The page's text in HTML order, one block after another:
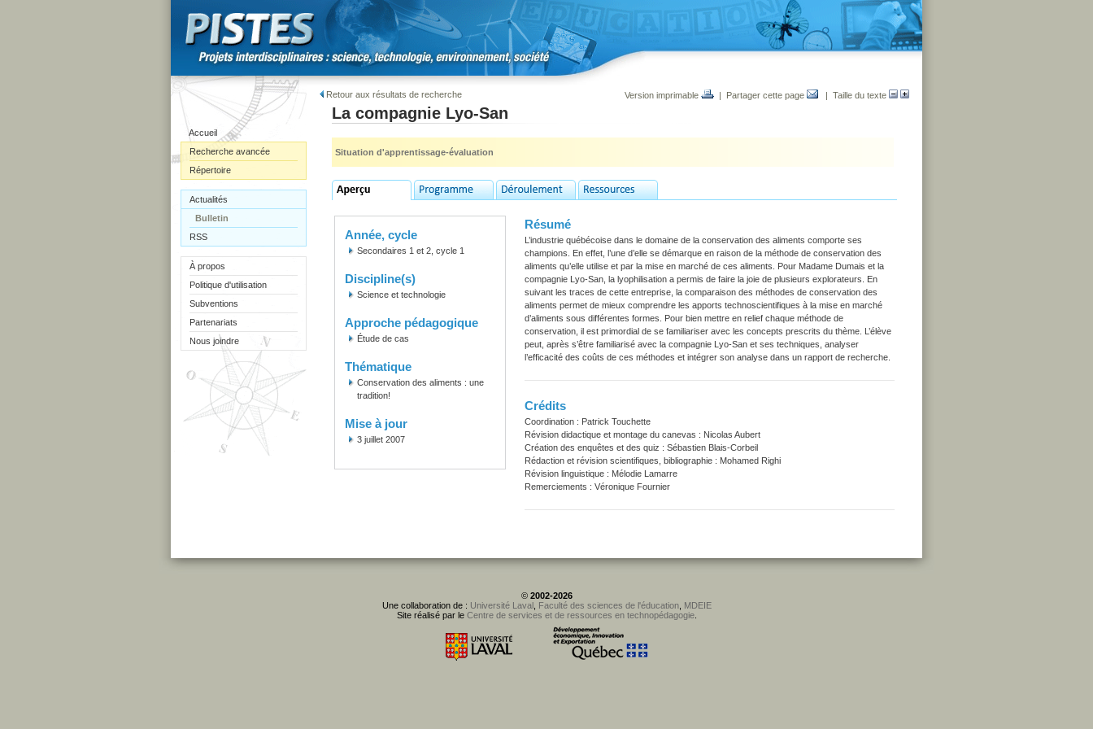
Accueil
Recherche avancée
Répertoire
Actualités
Bulletin
RSS
À propos
Politique d'utilisation
Subventions
Partenariats
Nous joindre
Retour aux résultats de recherche Version imprimable | Partager cette page | Taille du texte
La compagnie Lyo-San
Situation d'apprentissage-évaluation
Année, cycle
Secondaires 1 et 2, cycle 1
Discipline(s)
Science et technologie
Approche pédagogique
Étude de cas
Thématique
Conservation des aliments : une
tradition!
Mise à jour
3 juillet 2007
Résumé
L’industrie québécoise dans le domaine de la conservation des aliments comporte ses
champions. En effet, l’une d’elle se démarque en raison de la méthode de conservation des
aliments qu’elle utilise et par la mise en marché de ces aliments. Pour Madame Dumais et la
compagnie Lyo-San, la lyophilisation a permis de faire la joie de plusieurs explorateurs. En
suivant les traces de cette entreprise, la comparaison des méthodes de conservation des
aliments permet de mieux comprendre les apports technoscientifiques à la mise en marché
d’aliments sous différentes formes. Pour bien mettre en relief chaque méthode de
conservation, il est primordial de se familiariser avec les concepts prescrits du thème. L’élève
peut, après s’être familiarisé avec la compagnie Lyo-San et ses techniques, analyser
l’efficacité des coûts de ces méthodes et intégrer son analyse dans un rapport de recherche.
Crédits
Coordination : Patrick Touchette
Révision didactique et montage du canevas : Nicolas Aubert
Création des enquêtes et des quiz : Sébastien Blais-Corbeil
Rédaction et révision scientifiques, bibliographie : Mohamed Righi
Révision linguistique : Mélodie Lamarre
Remerciements : Véronique Fournier
© 2002-2026
Une collaboration de : Université Laval, Faculté des sciences de l'éducation, MDEIE
Site réalisé par le Centre de services et de ressources en technopédagogie.